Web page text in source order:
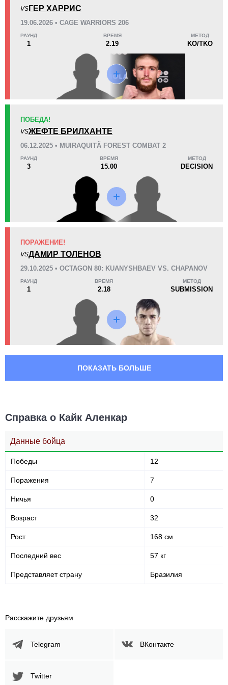
KO/TKO
7(78%)
9:07 22
Финиши в первом раунде
Статистика боев по организациям
AFC
CBMMA
FFS
KFMMA
2
VS ГЕР ХАРРИС
19.06.2026 • CAGE WARRIORS 206
РАУНД
1
ВРЕМЯ
2.19
МЕТОД
KO/TKO
ПОБЕДА!
VSЖЕФТЕ БРИЛХАНТЕ
06.12.2025 • MUIRAQUITÃ FOREST COMBAT 2
РАУНД
3
ВРЕМЯ
15.00
МЕТОД
DECISION
ПОРАЖЕНИЕ!
VSДАМИР ТОЛЕНОВ
29.10.2025 • OCTAGON 80: KUANYSHBAEV VS. CHAPANOV
РАУНД
1
ВРЕМЯ
2.18
МЕТОД
SUBMISSION
ПОКАЗАТЬ БОЛЬШЕ
Справка о Кайк Аленкар
Данные бойца
Победы 12
Поражения 7
Ничья 0
Возраст 32
Рост 168 см
Последний вес 57 кг
Представляет страну Бразилия
Расскажите друзьям
Telegram ВКонтакте
Twitter